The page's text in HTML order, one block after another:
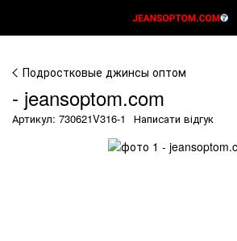
Подростковые джинсы оптом
- jeansoptom.com
Артикул: 730621V316-1 Написати відгук